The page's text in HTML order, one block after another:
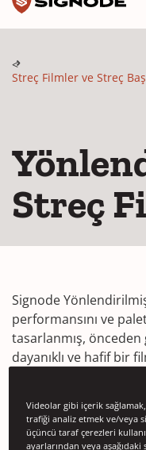
Streç Filmler ve Streç
Streç
Signode
performansını ve
tasarlanmış,
dayanıklı ve hafif bir
No products found
Videolar gibi içerik
trafiği analiz etmek ve/veya
üçüncü taraf çerezleri
ayarlarından veya